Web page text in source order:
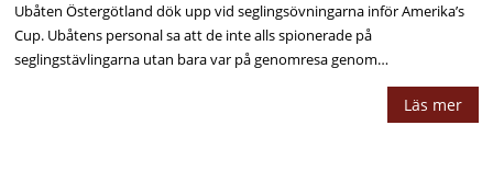
Ubåten Östergötland dök upp vid seglingsövningarna inför Amerika’s
Cup. Ubåtens personal sa att de inte alls spionerade på
seglingstävlingarna utan bara var på genomresa genom…
Läs mer